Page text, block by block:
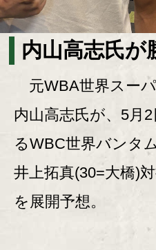
内山高志氏が
元WBA世界スー
内山高志氏が、5月
るWBC世界バンタ
井上拓真(30=大橋)
を展開予想。